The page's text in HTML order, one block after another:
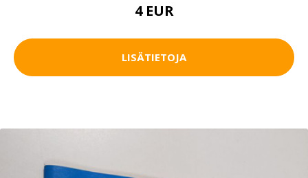
4 EUR
LISÄTIETOJA